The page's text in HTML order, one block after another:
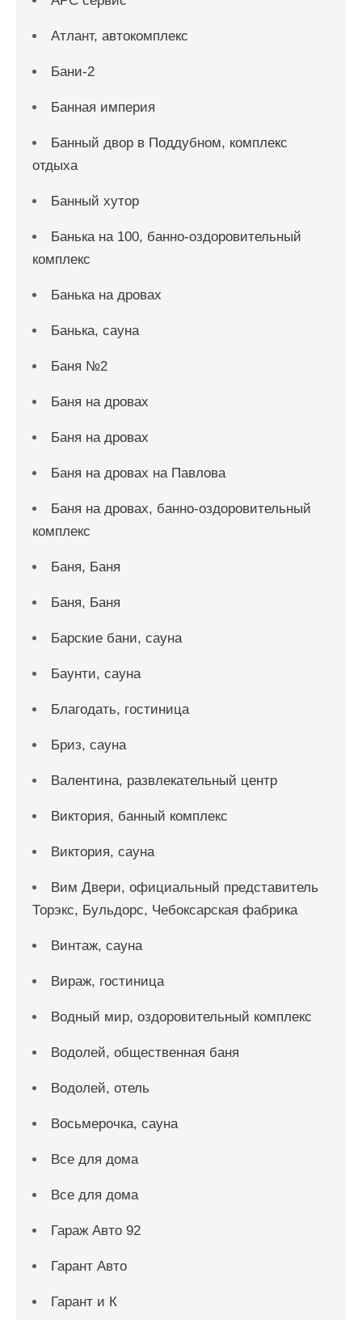
Атлант, автокомплекс
Бани-2
Банная империя
Банный двор в Поддубном, комплекс
отдыха
Банный хутор
Банька на 100, банно-оздоровительный
комплекс
Банька на дровах
Банька, сауна
Баня №2
Баня на дровах
Баня на дровах
Баня на дровах на Павлова
Баня на дровах, банно-оздоровительный
комплекс
Баня, Баня
Баня, Баня
Барские бани, сауна
Баунти, сауна
Благодать, гостиница
Бриз, сауна
Валентина, развлекательный центр
Виктория, банный комплекс
Виктория, сауна
Вим Двери, официальный представитель
Торэкс, Бульдорс, Чебоксарская фабрика
Винтаж, сауна
Вираж, гостиница
Водный мир, оздоровительный комплекс
Водолей, общественная баня
Водолей, отель
Восьмерочка, сауна
Все для дома
Все для дома
Гараж Авто 92
Гарант Авто
Гарант и К